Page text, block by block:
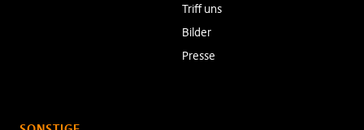
Triff uns
Bilder
Presse